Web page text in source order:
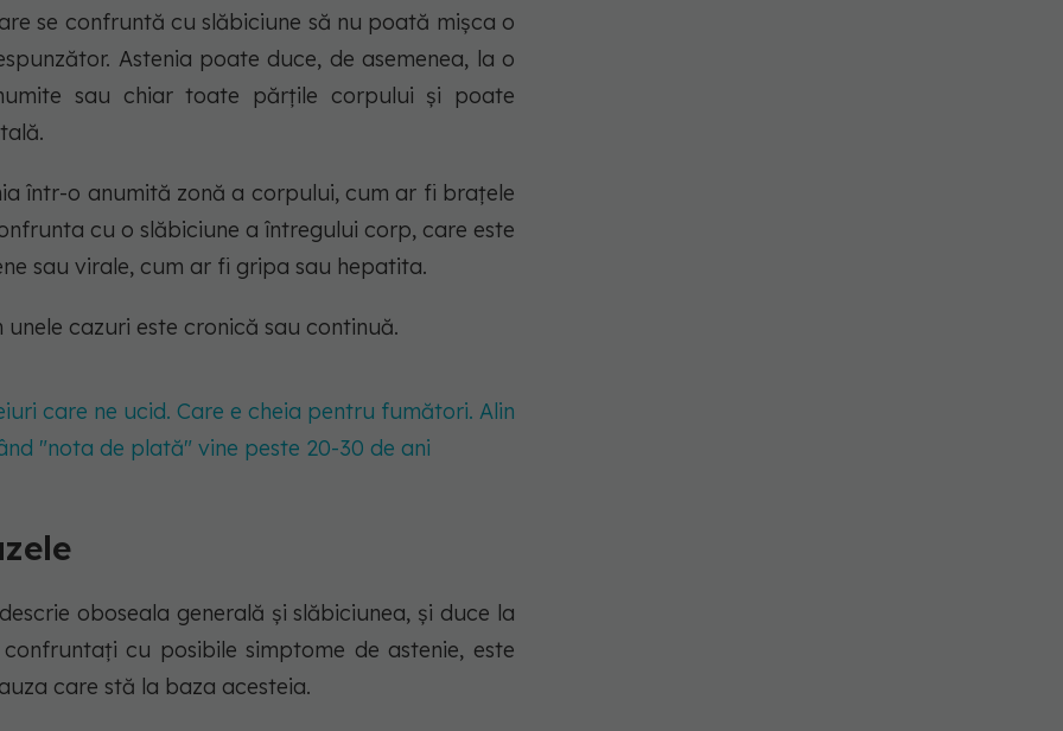
se confruntă cu slăbiciune să nu poată mișca o
Astenia poate duce, de asemenea, la o
sau chiar toate părțile corpului și poate
într-o anumită zonă a corpului, cum ar fi brațele
cu o slăbiciune a întregului corp, care este
sau virale, cum ar fi gripa sau hepatita.
cazuri este cronică sau continuă.
care ne ucid. Care e cheia pentru fumători. Alin
"nota de plată" vine peste 20-30 de ani
oboseala generală și slăbiciunea, și duce la
cu posibile simptome de astenie, este
care stă la baza acesteia.